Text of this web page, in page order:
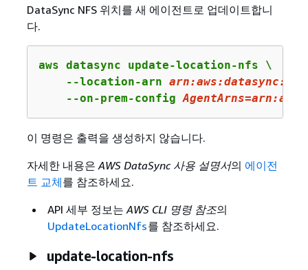
DataSync NFS 위치를 새 에이전트로 업데이트합니
다.
aws datasync update-location-nfs \
    --location-arn
arn:aws:datasync:
    --on-prem-config
AgentArns
이 명령은 출력을 생성하지 않습니다.
자세한 내용은 AWS DataSync 사용 설명서의 에이전
트 교체를 참조하세요.
API 세부 정보는 AWS CLI 명령 참조의
UpdateLocationNfs를 참조하세요.
update-location-nfs